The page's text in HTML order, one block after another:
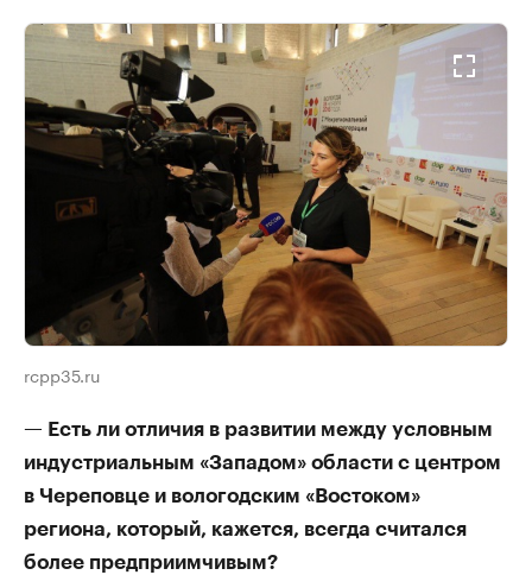
rcpp35.ru
— Есть ли отличия в развитии между условным
индустриальным «Западом» области с центром
в Череповце и вологодским «Востоком»
региона, который, кажется, всегда считался
более предприимчивым?